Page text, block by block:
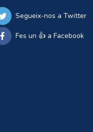
Segueix-nos a Twitter
Fes un 👍 a Facebook